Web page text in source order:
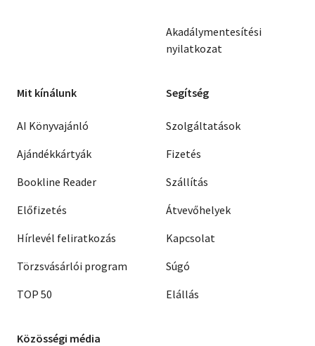
Akadálymentesítési
nyilatkozat
Mit kínálunk
AI Könyvajánló
Ajándékkártyák
Bookline Reader
Előfizetés
Hírlevél feliratkozás
Törzsvásárlói program
TOP 50
Segítség
Szolgáltatások
Fizetés
Szállítás
Átvevőhelyek
Kapcsolat
Súgó
Elállás
Közösségi média